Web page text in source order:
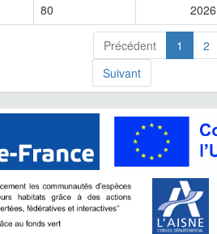
80 2026
Précédent 1 2
Suivant